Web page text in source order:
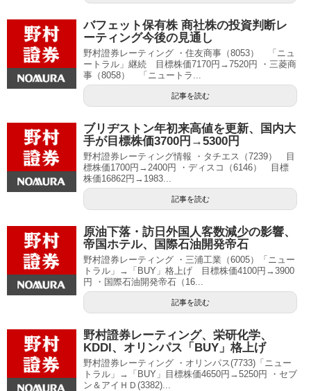
バフェット保有株 商社株の投資判断レ
ーティング今後の見通し
野村證券レーティング ・住友商事（8053） 「ニュ
ートラル」継続 目標株価7170円→7520円 ・三菱商
事（8058） 「ニュートラ...
記事を読む
ブリヂストン年初来高値を更新、国内大
手が目標株価3700円→5300円
野村證券レーティング情報 ・タチエス（7239） 目
標株価1700円→2400円 ・ディスコ（6146） 目標
株価16862円→1983...
記事を読む
原油下落・訪日外国人客数減少の影響、
帝国ホテル、国際石油開発帝石
野村證券レーティング ・三浦工業（6005）「ニュー
トラル」→「BUY」格上げ 目標株価4100円→3900
円 ・国際石油開発帝石（16...
記事を読む
野村證券レーティング、栄研化学、
KDDI、オリンパス「BUY」格上げ
野村證券レーティング ・オリンパス(7733)「ニュー
トラル」→「BUY」目標株価4650円→5250円 ・セブ
ン＆アイＨＤ(3382)...